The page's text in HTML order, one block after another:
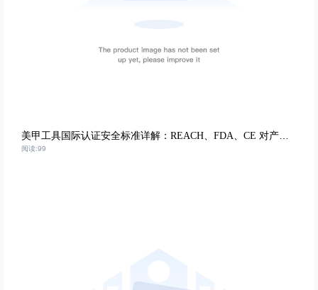
美甲工具国际认证安全标准详解：REACH、FDA、CE 对产品质量的严格控制
阅读:99